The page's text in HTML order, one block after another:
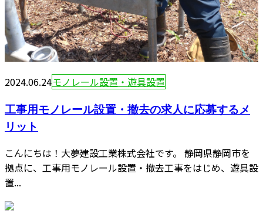
2024.06.24モノレール設置・遊具設置
工事用モノレール設置・撤去の求人に応募するメ
リット
こんにちは！大夢建設工業株式会社です。 静岡県静岡市を
拠点に、工事用モノレール設置・撤去工事をはじめ、遊具設
置...